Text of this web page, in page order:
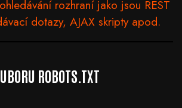
rozhraní jako jsou REST
dotazy, AJAX skripty apod.
ROBOTS.TXT